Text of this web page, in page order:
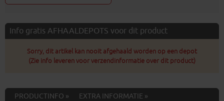
Info gratis AFHAALDEPOTS voor dit product
Sorry, dit artikel kan nooit afgehaald worden op een depot
(Zie info leveren voor verzendinformatie over dit product)
PRODUCTINFO »
EXTRA INFORMATIE »